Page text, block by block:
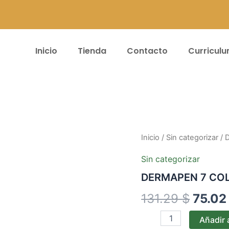
Inicio Tienda Contacto
Inicio / Sin categorizar /
Sin categorizar
DERMAPEN 7
131.29$
El
precio
era:
75.02
DERMAPEN
COLORES
Añadir